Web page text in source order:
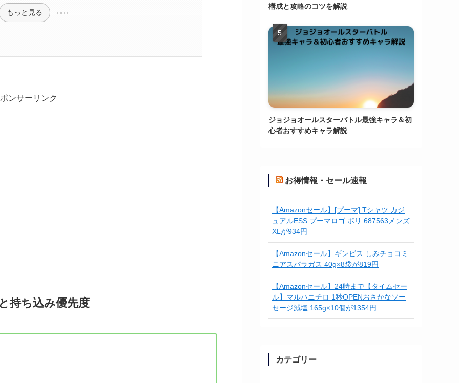
もっと見る
ンサーリンク
持ち込み優先度
構成と攻略のコツを解説
ジョジョオールスターバトル最強キャラ＆初
心者おすすめキャラ解説
お得情報・セール速報
【Amazonセール】[プーマ] Tシャツ カジ
ュアルESS プーマロゴ ポリ 687563メンズ
XLが934円
【Amazonセール】ギンビス しみチョコミ
ニアスパラガス 40g×8袋が819円
【Amazonセール】24時まで【タイムセー
ル】マルハニチロ 1秒OPENおさかなソー
セージ減塩 165g×10個が1354円
カテゴリー